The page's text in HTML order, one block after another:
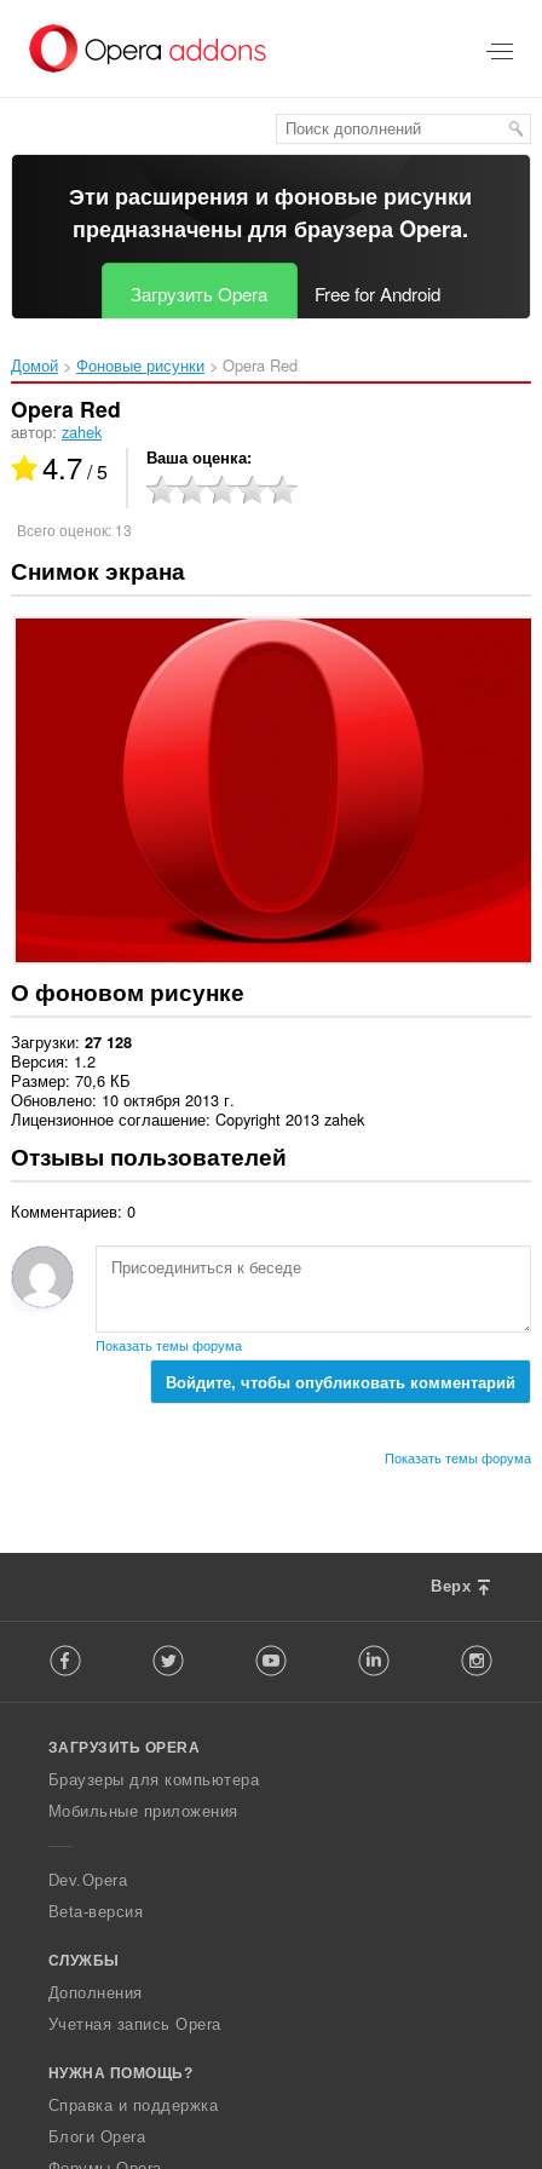
перейти
Эти расширения и фоновые рисунки
предназначены длябраузера Opera.
Загрузить Opera Free for Android
Домой Фоновые рисунки Opera Red‎
Opera Red
автор: zahek
4.7/ 5 Ваша оценка
Всего оценок: 13
Снимок экрана
О фоновом рисунке
Загрузки 27 128
Версия 1.2
Размер 70,6 КБ
Обновлено 10 октября 2013 г.
Лицензионное соглашение Copyright 2013 zahek
Отзывы пользователей
Комментариев: 0
Показать темы форума
Войдите, чтобы опубликовать комментарий
Показать темы форума
Верх
o
w
O
p
a
Facebook Twitter Youtube LinkedIn
ЗАГРУЗИТЬ OPERA
Браузеры для компьютера
Мобильные приложения
Dev.Opera
Beta-версия
СЛУЖБЫ
Дополнения
Учетная запись Opera
НУЖНА ПОМОЩЬ?
Справка и поддержка
Блоги Opera